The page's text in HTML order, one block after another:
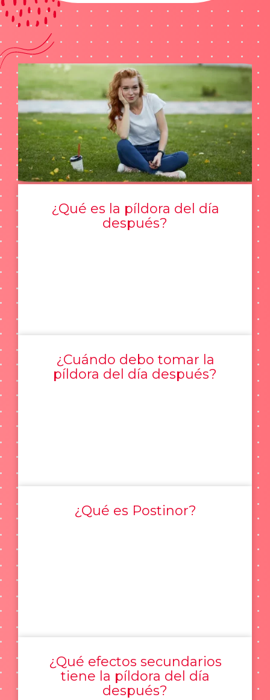
¿Qué es la píldora del día
después?
¿Cuándo debo tomar la
píldora del día después?
¿Qué es Postinor?
¿Qué efectos secundarios
tiene la píldora del día
después?